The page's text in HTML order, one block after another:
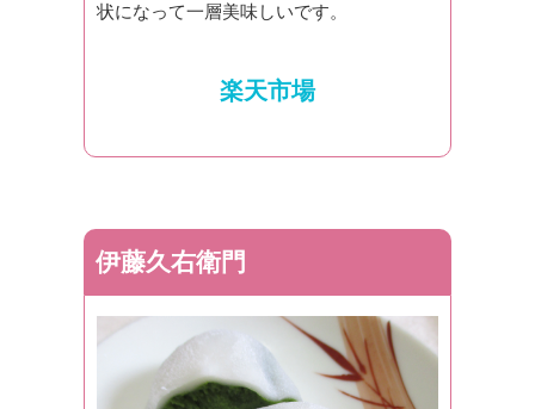
状になって一層美味しいです。
楽天市場
伊藤久右衛門